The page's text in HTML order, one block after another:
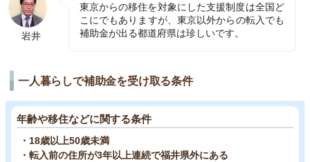
岩井
東京からの移住を対象にした支援制度は全国ど
こにでもありますが、東京以外からの転入でも
補助金が出る都道府県は珍しいです。
一人暮らしで補助金を受け取る条件
年齢や移住などに関する条件
・18歳以上50歳未満
・転入前の住所が3年以上連続で福井県外にある